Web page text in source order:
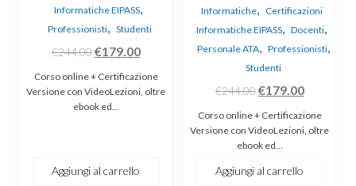
Informatiche EIPASS,
Professionisti, Studenti
€244.00 Il
prezzo
originale
era:
€179.00Il
prezzo
attuale
Corso online + Certificazione
Versione con VideoLezioni, oltre
ebook ed…
Aggiungi al carrello
Informatiche, Certificazioni
Informatiche EIPASS, Docenti,
Personale ATA, Professionisti,
Studenti
€244.00Il
prezzo
originale
era:
€244.00.
€179.00Il
prezzo
attuale
Corso online + Certificazione
Versione con VideoLezioni, oltre
ebook ed…
Aggiungi al carrello